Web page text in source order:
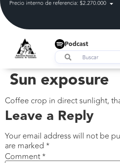
Precio interno de referencia: $2.270.000
Podcast
Sun exposure
Coffee crop in direct sunlight,
Leave a Reply
Your email address will not be
are marked *
Comment*